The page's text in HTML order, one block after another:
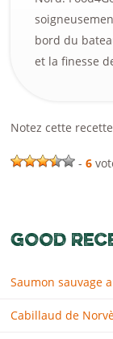
bord du
et la finesse
Notez cette
-6
GOOD
Saumon sauvage
Cabillaud de